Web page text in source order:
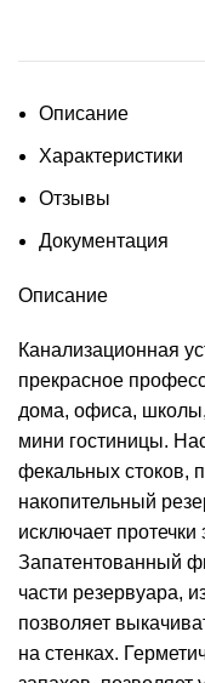
Описание
Характеристики
Отзывы
Документация
Описание
Канализационная
прекрасное
дома, офиса, школы,
мини гостиницы.
фекальных стоков,
накопительный
исключает протечки
Запатентованный
части резервуара,
позволяет
на стенках.